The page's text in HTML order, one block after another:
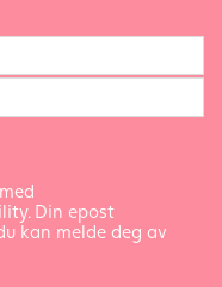
Din epost
kan melde deg av